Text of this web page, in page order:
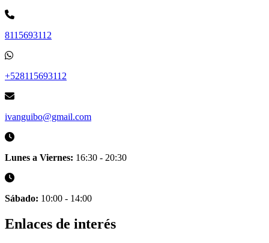
8115693112
+528115693112
ivanguibo@gmail.com
Lunes a Viernes: 16:30 - 20:30
Sábado: 10:00 - 14:00
Enlaces de interés